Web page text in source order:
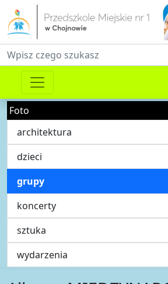
Fraza do wyszukiwania
Foto
architektura
dzieci
grupy
koncerty
sztuka
wydarzenia